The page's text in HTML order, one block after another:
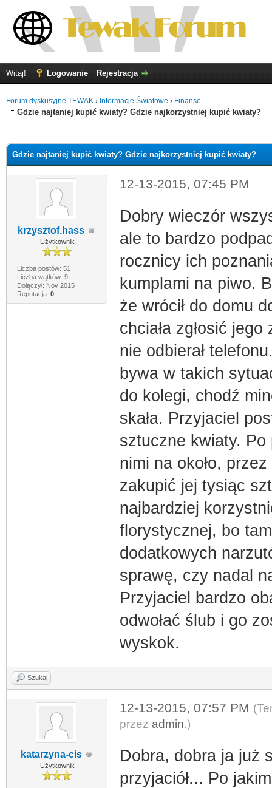
Witaj! Logowanie Rejestracja
Forum dyskusyjne TEWAK › Informacje Światowe › Finanse
Gdzie najtaniej kupić kwiaty? Gdzie najkorzystniej kupić kwiaty?
Gdzie najtaniej kupić kwiaty? Gdzie najkorzystniej kupić kwiaty?
krzysztof.hass
Użytkownik
Liczba postów: 51
Liczba wątków: 9
Dołączył: Nov 2015
Reputacja: 0
12-13-2015, 07:45 PM
Dobry wieczór
ale to bardzo
rocznicy ich
kumplami na piwo.
że wrócił do domu
chciała zgłosić
nie odbierał
bywa w takich
do kolegi, chodź
skała. Przyjaciel
sztuczne kwiaty. Po
nimi na około,
zakupić jej tysiąc
najbardziej
florystycznej, bo
dodatkowych
sprawę, czy nadal
Przyjaciel bardzo
odwołać ślub i go
wyskok.
Szukaj
katarzyna-cis
Użytkownik
12-13-2015, 07:57 PM
przez admin.)
Dobra, dobra ja już
przyjaciół... Po